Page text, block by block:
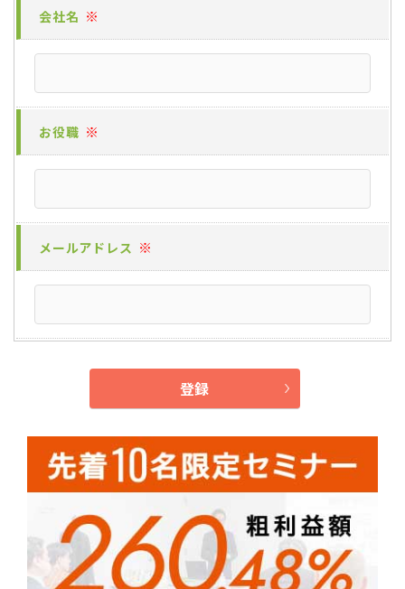
会社名 ※
お役職 ※
メールアドレス ※